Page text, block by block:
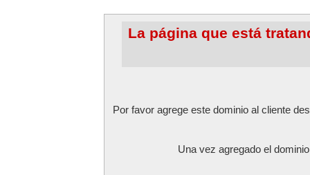
La página que está
Por favor agrege este dominio al cliente
Una vez agregado el